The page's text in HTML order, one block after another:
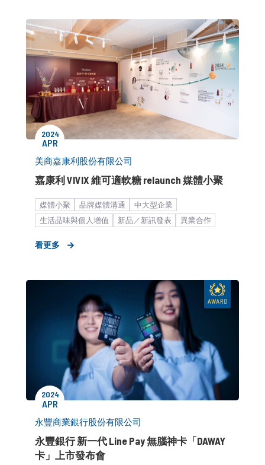
2024
APR
美商嘉康利股份有限公司
嘉康利 VIVIX 維可適軟糖 relaunch 媒體小聚
媒體小聚 品牌媒體溝通
中大型企業
生活品味與個人增值
​新品／新訊發表
異業合作
看更多
2024
APR
永豐商業銀行股份有限公司
永豐銀行 新一代 Line Pay 無腦神卡「DAWAY
卡」上市發布會